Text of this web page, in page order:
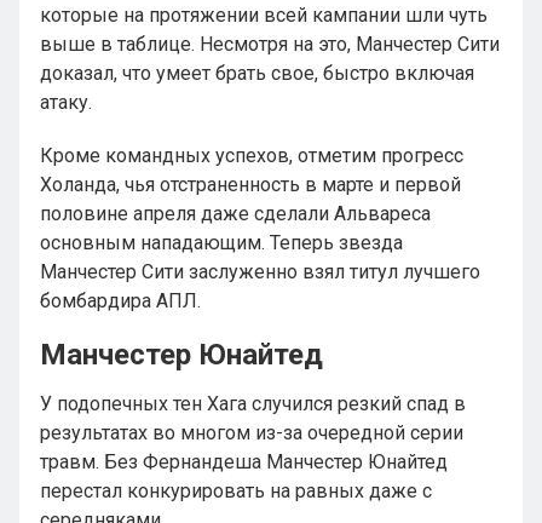
которые на протяжении всей кампании шли чуть
выше в таблице. Несмотря на это, Манчестер Сити
доказал, что умеет брать свое, быстро включая
атаку.
Кроме командных успехов, отметим прогресс
Холанда, чья отстраненность в марте и первой
половине апреля даже сделали Альвареса
основным нападающим. Теперь звезда
Манчестер Сити заслуженно взял титул лучшего
бомбардира АПЛ.
Манчестер Юнайтед
У подопечных тен Хага случился резкий спад в
результатах во многом из-за очередной серии
травм. Без Фернандеша Манчестер Юнайтед
перестал конкурировать на равных даже с